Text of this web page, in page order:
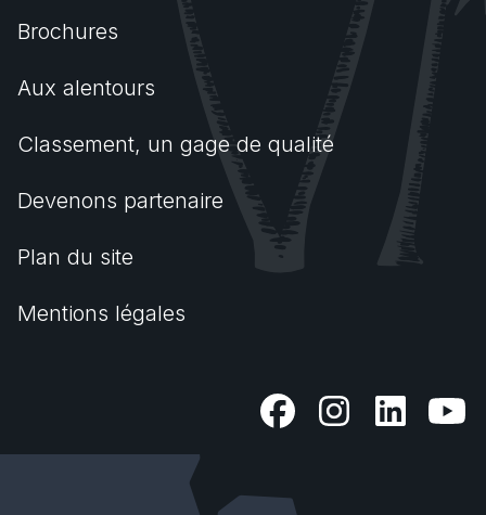
Brochures
Aux alentours
Classement, un gage de qualité
Devenons partenaire
Plan du site
Mentions légales